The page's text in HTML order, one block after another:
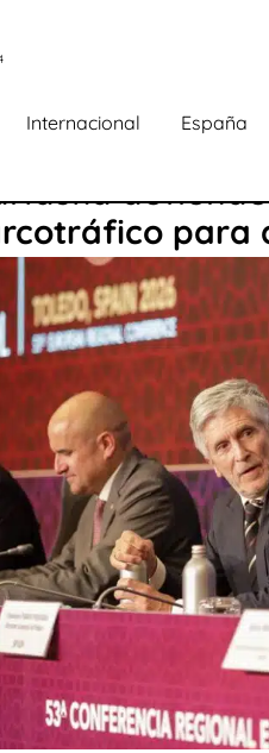
Internacional España
para